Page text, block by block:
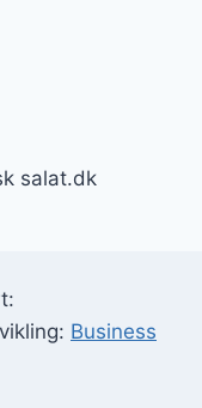
salat.dk
Business